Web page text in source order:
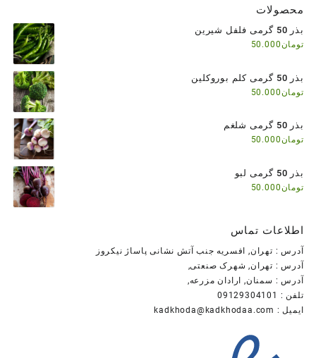
محصولات
بذر 50 گرمی فلفل شیرین
تومان50.000
بذر 50 گرمی کلم بوروکلین
تومان50.000
بذر 50 گرمی شلغم
تومان50.000
بذر 50 گرمی لبو
تومان50.000
اطلاعات تماس
آدرس : تهران, افسریه جنب آتش نشانی پاساژ نیکروز
آدرس : تهران, شهرک صنعتی,
آدرس : سمنان, ارادان مزرعه,
تلفن : 09129304101
ایمیل : kadkhoda@kadkhodaa.com